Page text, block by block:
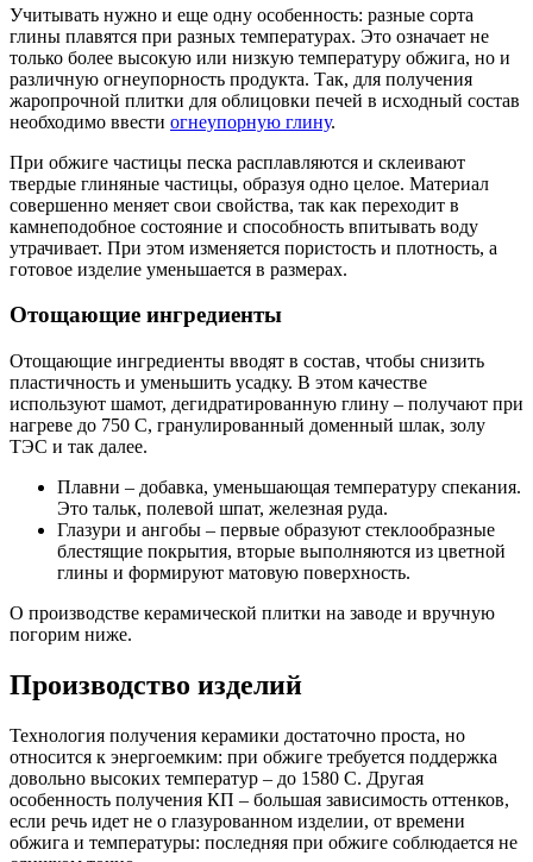
Учитывать нужно и еще одну особенность: разные сорта
глины плавятся при разных температурах. Это означает не
только более высокую или низкую температуру обжига, но и
различную огнеупорность продукта. Так, для получения
жаропрочной плитки для облицовки печей в исходный состав
необходимо ввести огнеупорную глину.
При обжиге частицы песка расплавляются и склеивают
твердые глиняные частицы, образуя одно целое. Материал
совершенно меняет свои свойства, так как переходит в
камнеподобное состояние и способность впитывать воду
утрачивает. При этом изменяется пористость и плотность, а
готовое изделие уменьшается в размерах.
Отощающие ингредиенты
Отощающие ингредиенты вводят в состав, чтобы снизить
пластичность и уменьшить усадку. В этом качестве
используют шамот, дегидратированную глину – получают при
нагреве до 750 С, гранулированный доменный шлак, золу
ТЭС и так далее.
Плавни – добавка, уменьшающая температуру спекания.
Это тальк, полевой шпат, железная руда.
Глазури и ангобы – первые образуют стеклообразные
блестящие покрытия, вторые выполняются из цветной
глины и формируют матовую поверхность.
О производстве керамической плитки на заводе и вручную
погорим ниже.
Производство изделий
Технология получения керамики достаточно проста, но
относится к энергоемким: при обжиге требуется поддержка
довольно высоких температур – до 1580 С. Другая
особенность получения КП – большая зависимость оттенков,
если речь идет не о глазурованном изделии, от времени
обжига и температуры: последняя при обжиге соблюдается не